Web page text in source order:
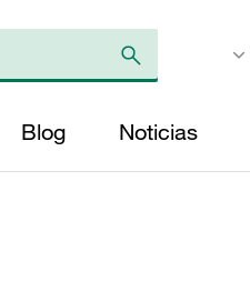
Blog Noticias